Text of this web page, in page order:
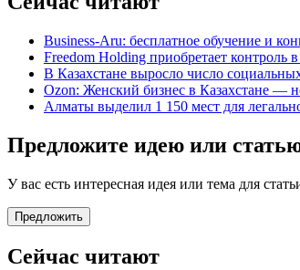
Business-Aru: бесплатное обучение и
Freedom Holding приобретает контроль
В Казахстане выросло число
Ozon: Женский бизнес в Казахстане —
Алматы выделил 1 150 мест для
Предложите идею или
У вас есть интересная идея или тема для
Предложить
Сейчас читают